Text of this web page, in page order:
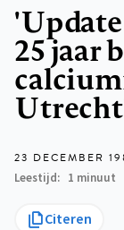
25 jaar
23 DECEMBER
Leestijd
1 minuut
Citeren